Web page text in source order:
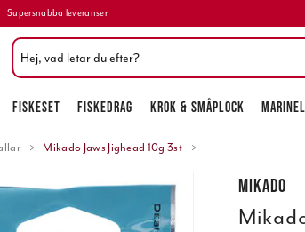
Supersnabba leveranser
FISKESET FISKEDRAG KROK & SMÅPLOCK
Mikado Jaws Jighead 10g 3st
Mikado